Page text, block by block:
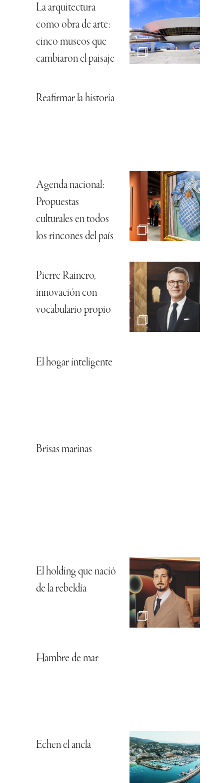
La arquitectura
como obra de arte:
cinco museos que
cambiaron el paisaje
Reafirmar la historia
Agenda nacional:
Propuestas
culturales en todos
los rincones del país
Pierre Rainero,
innovación con
vocabulario propio
El hogar inteligente
Brisas marinas
El holding que nació
de la rebeldía
Hambre de mar
Echen el ancla